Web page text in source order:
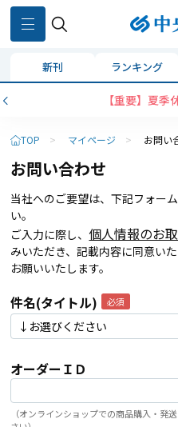
新刊 ランキング
【重要】夏季
TOP > マイページ > お問い
お問い合わせ
当社へのご要望は、下記フォー
い。
ご入力に際し、 個人情報のお
みいただき、記載内容に同意い
お願いいたします。
件名(タイトル)
オーダーＩＤ
（オンラインショップでの商品購入・発